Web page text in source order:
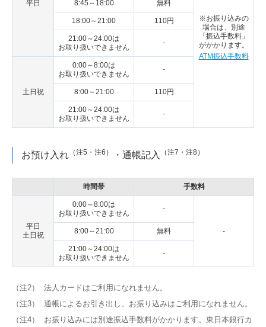
平日
※お振り込みの
場合は、別途
「振込手数料」
がかかります。
ATM振込手数料
8:45～18:00 無料
18:00～21:00 110円
21:00～24:00は
お取り扱いできません
-
土日祝
0:00～8:00は
お取り扱いできません
-
8:00～21:00 110円
21:00～24:00は
お取り扱いできません
-
お預け入れ （注5・注6） ・通帳記入 （注7・注8）
時間帯 手数料
平日
土日祝
0:00～8:00は
お取り扱いできません
-
-
8:00～21:00 無料
21:00～24:00は
お取り扱いできません
-
（注2）
法人カードはご利用になれません。
（注3）
通帳によるお引き出し、お振り込みはご利用になれません。
（注4）
お振り込みには別途振込手数料がかかります。東日本銀行カ